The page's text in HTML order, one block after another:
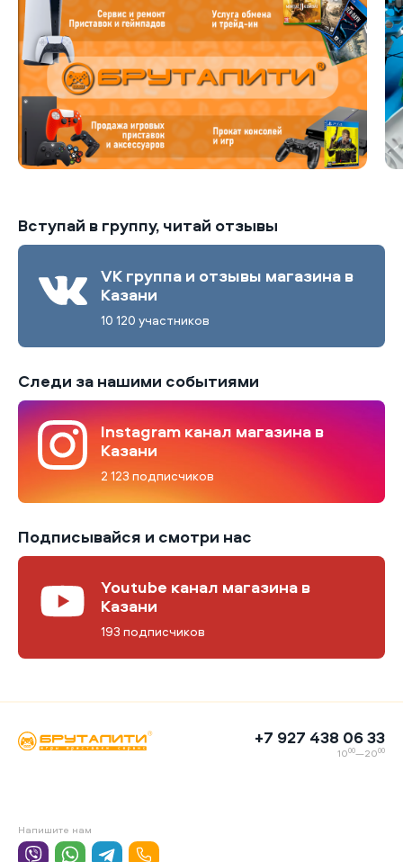
Вступай в группу, читай отзывы
VK группа и отзывы магазина в
Казани
10 120 участников
Следи за нашими событиями
Instagram канал магазина в
Казани
2 123 подписчиков
Подписывайся и смотри нас
Youtube канал магазина в
Казани
193 подписчиков
+7 927 438 06 33
1000—2000
Напишите нам